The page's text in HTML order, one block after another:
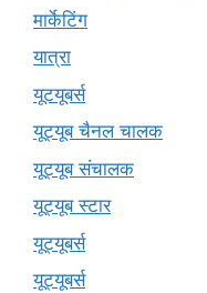
मार्केटिंग
यात्रा
यूटयूबर्स
यूट्यूब चैनल चालक
यूट्यूब संचालक
यूट्यूब स्टार
यूट्‍यूबर्स
यूट्यूबर्स